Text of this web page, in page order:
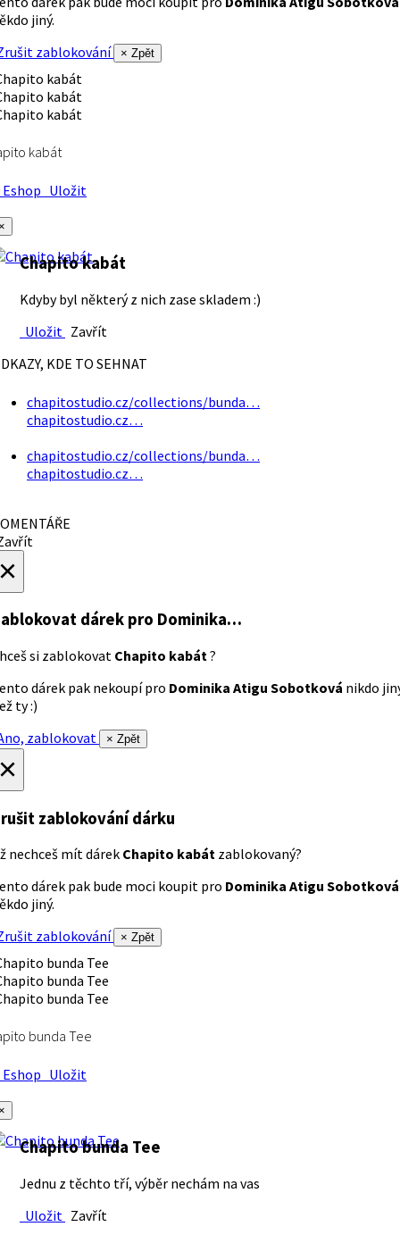
jiný.
zablokování
× Zpět
kabát
Uložit
Chapito kabát
Kdyby byl některý z nich zase skladem :)
Uložit Zavřít
KDE TO SEHNAT
chapitostudio.cz/collections/bunda…
chapitostudio.cz…
chapitostudio.cz/collections/bunda…
chapitostudio.cz…
dárek pro Dominika…
si zablokovat Chapito kabát ?
dárek pak nekoupí pro Dominika Atigu Sobotková nikdo
ty :)
zablokovat
× Zpět
zablokování dárku
nechceš mít dárek Chapito kabát zablokovaný?
dárek pak bude moci koupit pro Dominika Atigu Sobotková
jiný.
zablokování
× Zpět
bunda Tee
Uložit
Chapito bunda Tee
Jednu z těchto tří, výběr nechám na vas
Uložit Zavřít